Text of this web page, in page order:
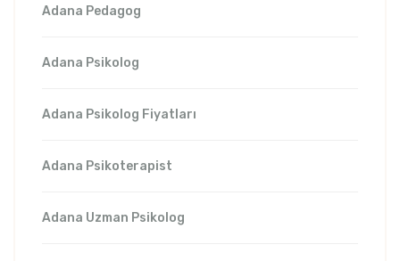
Adana Pedagog
Adana Psikolog
Adana Psikolog Fiyatları
Adana Psikoterapist
Adana Uzman Psikolog